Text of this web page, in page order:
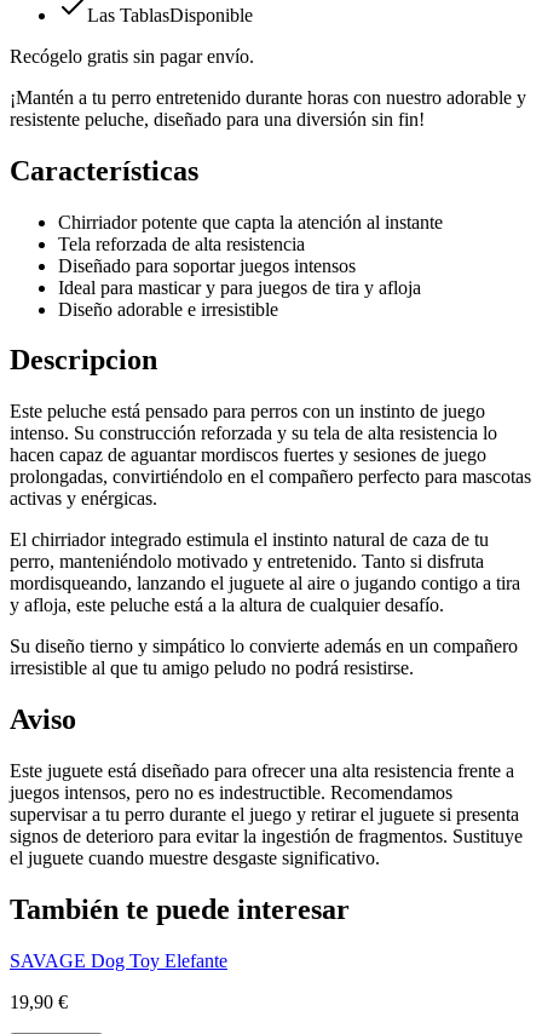
Las TablasDisponible
Recógelo gratis sin pagar envío.
¡Mantén a tu perro entretenido durante horas con nuestro adorable y
resistente peluche, diseñado para una diversión sin fin!
Características
Chirriador potente que capta la atención al instante
Tela reforzada de alta resistencia
Diseñado para soportar juegos intensos
Ideal para masticar y para juegos de tira y afloja
Diseño adorable e irresistible
Descripcion
Este peluche está pensado para perros con un instinto de juego
intenso. Su construcción reforzada y su tela de alta resistencia lo
hacen capaz de aguantar mordiscos fuertes y sesiones de juego
prolongadas, convirtiéndolo en el compañero perfecto para mascotas
activas y enérgicas.
El chirriador integrado estimula el instinto natural de caza de tu
perro, manteniéndolo motivado y entretenido. Tanto si disfruta
mordisqueando, lanzando el juguete al aire o jugando contigo a tira
y afloja, este peluche está a la altura de cualquier desafío.
Su diseño tierno y simpático lo convierte además en un compañero
irresistible al que tu amigo peludo no podrá resistirse.
Aviso
Este juguete está diseñado para ofrecer una alta resistencia frente a
juegos intensos, pero no es indestructible. Recomendamos
supervisar a tu perro durante el juego y retirar el juguete si presenta
signos de deterioro para evitar la ingestión de fragmentos. Sustituye
el juguete cuando muestre desgaste significativo.
También te puede interesar
SAVAGE Dog Toy Elefante
19,90 €